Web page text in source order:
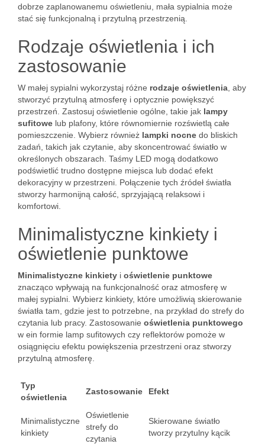
dobrze zaplanowanemu oświetleniu, mała sypialnia może
stać się funkcjonalną i przytulną przestrzenią.
Rodzaje oświetlenia i ich
zastosowanie
W małej sypialni wykorzystaj różne rodzaje oświetlenia , aby
stworzyć przytulną atmosferę i optycznie powiększyć
przestrzeń. Zastosuj oświetlenie ogólne, takie jak lampy
sufitowe lub plafony, które równomiernie rozświetlą całe
pomieszczenie. Wybierz również lampki nocne do bliskich
zadań, takich jak czytanie, aby skoncentrować światło w
określonych obszarach. Taśmy LED mogą dodatkowo
podświetlić trudno dostępne miejsca lub dodać efekt
dekoracyjny w przestrzeni. Połączenie tych źródeł światła
stworzy harmonijną całość, sprzyjającą relaksowi i
komfortowi.
Minimalistyczne kinkiety i
oświetlenie punktowe
Minimalistyczne kinkiety i oświetlenie punktowe
znacząco wpływają na funkcjonalność oraz atmosferę w
małej sypialni. Wybierz kinkiety, które umożliwią skierowanie
światła tam, gdzie jest to potrzebne, na przykład do strefy do
czytania lub pracy. Zastosowanie oświetlenia punktowego
w ein formie lamp sufitowych czy reflektorów pomoże w
osiągnięciu efektu powiększenia przestrzeni oraz stworzy
przytulną atmosferę.
Typ
oświetlenia
Zastosowanie Efekt
Minimalistyczne
kinkiety
Oświetlenie
strefy do
czytania
Skierowane światło
tworzy przytulny kącik